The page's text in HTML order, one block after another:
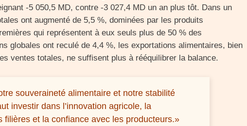
-5 050,5 MD, contre -3 027,4 MD un an plus tôt. Dans un
ont augmenté de 5,5 %, dominées par les produits
qui représentent à eux seuls plus de 50 % des
globales ont reculé de 4,4 %, les exportations alimentaires, bien
ventes totales, ne suffisent plus à rééquilibrer la balance.
souveraineté alimentaire et notre stabilité
investir dans l’innovation agricole, la
filières et la confiance avec les producteurs.»